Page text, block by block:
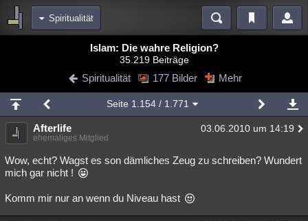
Spiritualität
Diskussionen Blogs Videos
Chat Wiki Neuigkeiten
meine Rubriken
Menschen Mystery Kriminalfälle
Spiritualität Verschwörungen Technologie Ufologie
Islam: Die wahre Religion?
35.219 Beiträge
Spiritualität 177 Bilder Mehr
Seite 1.154/ 1.771
Afterlife 03.06.2010 um 14:19
ehemaliges Mitglied
Wow, echt? Wagst es son dämliches Zeug zu schreiben? Wundert
mich gar nicht !
Komm mir nur an wenn du Niveau hast